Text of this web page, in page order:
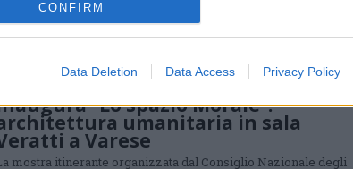
CONFIRM
Data Deletion Data Access Privacy Policy
“Lo spazio Morale”:
umanitaria in sala
a Varese
mostra itinerante organizzata dal Consiglio Nazionale degli